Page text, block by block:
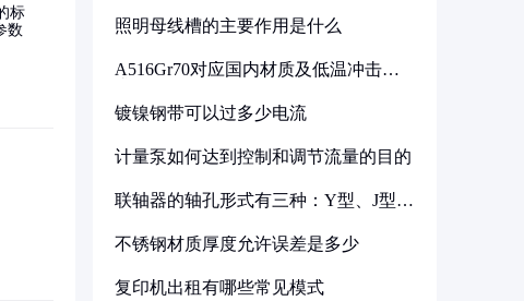
照明母线槽的主要作用是什么
A516Gr70对应国内材质及低温冲击要
镀镍钢带可以过多少电流
计量泵如何达到控制和调节流量的目的
联轴器的轴孔形式有三种：Y型、J型、
不锈钢材质厚度允许误差是多少
复印机出租有哪些常见模式